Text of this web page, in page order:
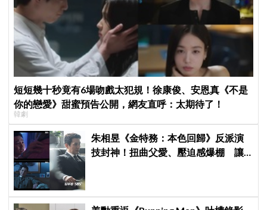
短短幾十秒竟有6場吻戲太犯規！徐康俊、安恩真《不是
你的戀愛》甜蜜預告公開，網友直呼：太期待了！
韓劇
朱相昱《金特務：本色回歸》反派演
技封神！扭曲父愛、壓迫感爆棚 讓